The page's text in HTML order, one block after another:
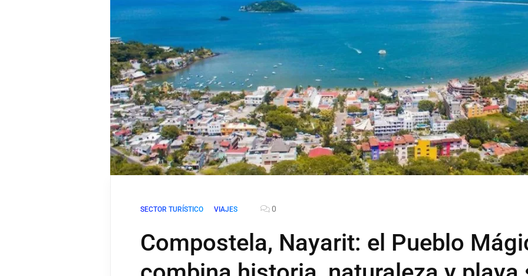
SECTOR TURÍSTICO VIAJES 0
Compostela, Nayarit: el Pueblo